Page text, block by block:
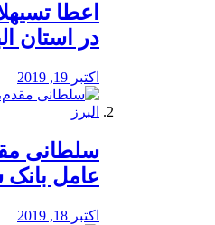
️اعطا
در استان
اکتبر 19, 2019
سلطانی
عامل بانک
اکتبر 18, 2019